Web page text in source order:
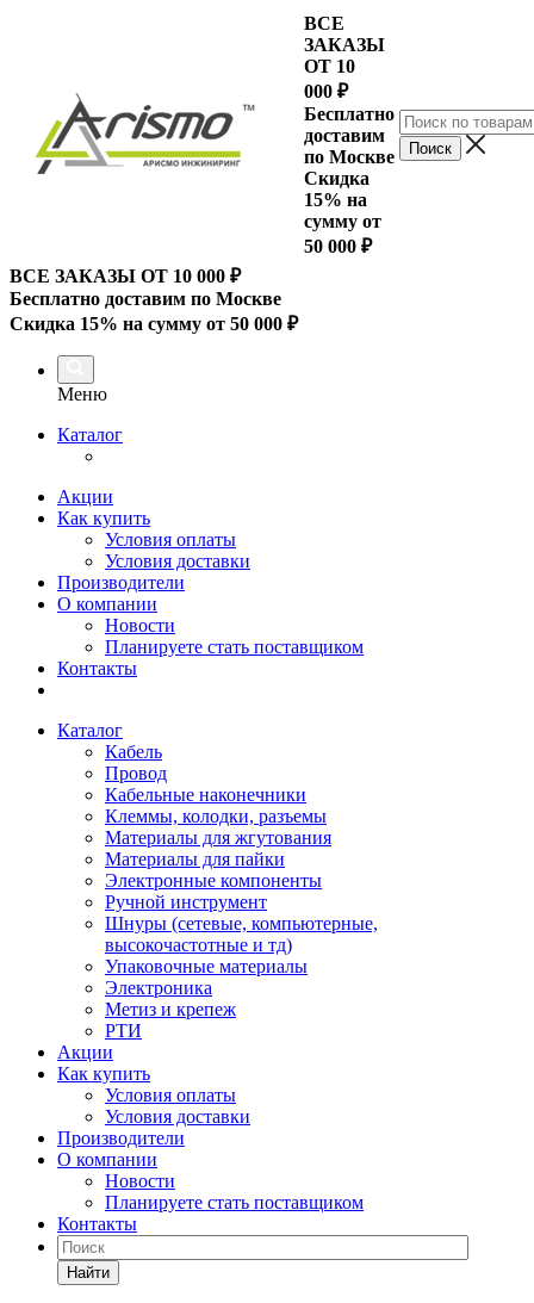
ВСЕ
ЗАКАЗЫ
ОТ 10
000 ₽
Бесплатно
доставим
по Москве
Скидка
15% на
сумму от
50 000 ₽
ВСЕ ЗАКАЗЫ ОТ 10 000 ₽
Бесплатно доставим по Москве
Скидка 15% на сумму от 50 000 ₽
Меню
Каталог
Акции
Как купить
Условия оплаты
Условия доставки
Производители
О компании
Новости
Планируете стать поставщиком
Контакты
Каталог
Кабель
Провод
Кабельные наконечники
Клеммы, колодки, разъемы
Материалы для жгутования
Материалы для пайки
Электронные компоненты
Ручной инструмент
Шнуры (сетевые, компьютерные,
высокочастотные и тд)
Упаковочные материалы
Электроника
Метиз и крепеж
РТИ
Акции
Как купить
Условия оплаты
Условия доставки
Производители
О компании
Новости
Планируете стать поставщиком
Контакты
Найти